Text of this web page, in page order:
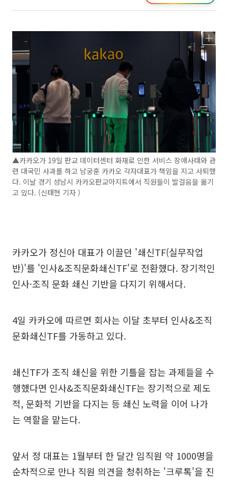
▲카카오가 19일 판교 데이터센터 화재로 인한 서비스 장애사태와 관
련 대국민 사과를 하고 남궁훈 카카오 각자대표가 책임을 지고 사퇴했
다. 이날 경기 성남시 카카오판교아지트에서 직원들이 발걸음을 옮기
고 있다. (신태현 기자 )
카카오가 정신아 대표가 이끌던 '쇄신TF(실무작업
반)'를 '인사&조직문화쇄신TF'로 전환했다. 장기적인
인사·조직 문화 쇄신 기반을 다지기 위해서다.
4일 카카오에 따르면 회사는 이달 초부터 인사&조직
문화쇄신TF를 가동하고 있다.
쇄신TF가 조직 쇄신을 위한 기틀을 잡는 과제들을 수
행했다면 인사&조직문화쇄신TF는 장기적으로 제도
적, 문화적 기반을 다지는 등 쇄신 노력을 이어 나가
는 역할을 맡는다.
앞서 정 대표는 1월부터 한 달간 임직원 약 1000명을
순차적으로 만나 직원 의견을 청취하는 '크루톡'을 진